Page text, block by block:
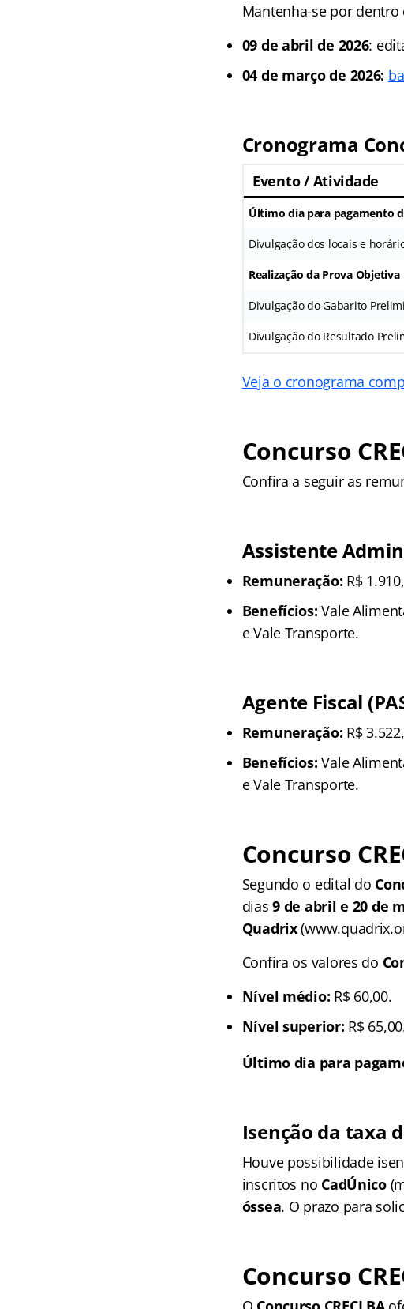
Mantenha-se por
09 de abril de 2026:
04 de março de 2026:
Cronograma
Evento / Atividade
Último dia para pagamento
Divulgação dos locais e
Realização da Prova Objetiva
Divulgação do Gabarito
Divulgação do Resultado
Veja o cronograma
Concurso
Confira a seguir as
Assistente
Remuneração: R$
Benefícios: Vale
e Vale Transporte.
Agente Fiscal
Remuneração: R$
Benefícios: Vale
e Vale Transporte.
Concurso
Segundo o edital do
dias9 de abril e 20 de
Quadrix
Confira os valores do
Nível médio: R$ 60,00.
Nível superior: R$
Último dia para
Isenção da taxa
Houve possibilidade
inscritos no CadÚnico
óssea. O prazo para
Concurso